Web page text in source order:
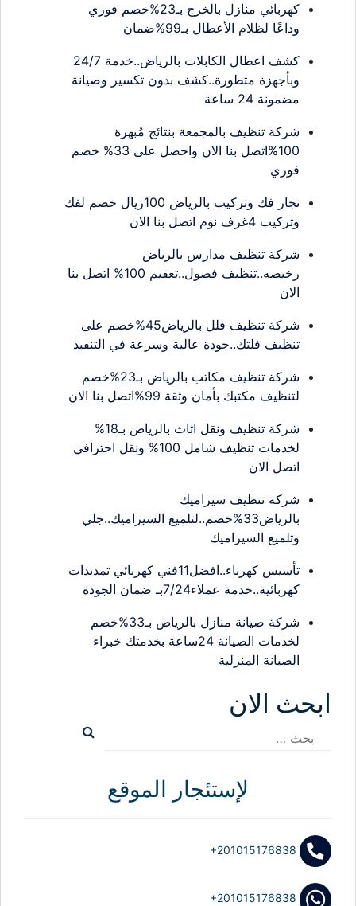
كهربائي منازل بالخرج بـ23%خصم فوري
وداعًا لظلام الأعطال بـ99%ضمان
كشف اعطال الكابلات بالرياض..خدمة 24/7
وبأجهزة متطورة..كشف بدون تكسير وصيانة
مضمونة 24 ساعة
شركة تنظيف بالمجمعة بنتائج مُبهرة
100%اتصل بنا الان واحصل على 33% خصم
فوري
نجار فك وتركيب بالرياض 100ريال خصم لفك
وتركيب 4غرف نوم اتصل بنا الان
شركة تنظيف مدارس بالرياض
رخيصه..تنظيف فصول..تعقيم 100% اتصل بنا
الان
شركة تنظيف فلل بالرياض45%خصم على
تنظيف فلتك..جودة عالية وسرعة في التنفيذ
شركة تنظيف مكاتب بالرياض بـ23%خصم
لتنظيف مكتبك بأمان وثقة 99%اتصل بنا الان
شركة تنظيف ونقل اثاث بالرياض بـ18%
لخدمات تنظيف شامل 100% ونقل احترافي
اتصل الان
شركة تنظيف سيراميك
بالرياض33%خصم..لتلميع السيراميك..جلي
وتلميع السيراميك
تأسيس كهرباء..افضل11فني كهربائي تمديدات
كهربائية..خدمة عملاء7/24بـ ضمان الجودة
شركة صيانة منازل بالرياض بـ33%خصم
لخدمات الصيانة 24ساعة بخدمتك خبراء
الصيانة المنزلية
ابحث الان
البحث
لإستئجار الموقع
+201015176838
+201015176838